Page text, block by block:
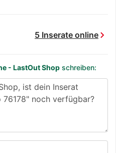
5 Inserate onlinechevron_right
- LastOut Shop schreiben: